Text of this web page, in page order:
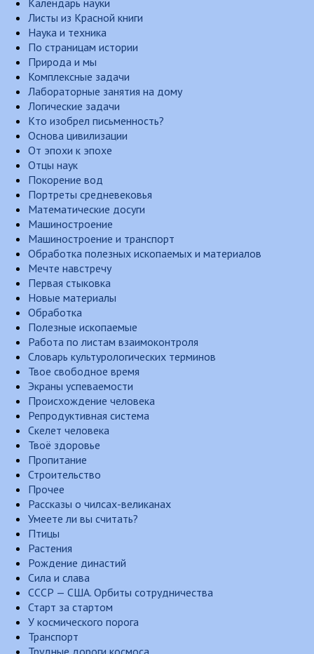
Календарь науки
Листы из Красной книги
Наука и техника
По страницам истории
Природа и мы
Комплексные задачи
Лабораторные занятия на дому
Логические задачи
Кто изобрел письменность?
Основа цивилизации
От эпохи к эпохе
Отцы наук
Покорение вод
Портреты средневековья
Математические досуги
Машиностроение
Машиностроение и транспорт
Обработка полезных ископаемых и материалов
Мечте навстречу
Первая стыковка
Новые материалы
Обработка
Полезные ископаемые
Работа по листам взаимоконтроля
Словарь культурологических терминов
Твое свободное время
Экраны успеваемости
Происхождение человека
Репродуктивная система
Скелет человека
Твоё здоровье
Пропитание
Строительство
Прочее
Рассказы о чилсах-великанах
Умеете ли вы считать?
Птицы
Растения
Рождение династий
Сила и слава
СССР — США. Орбиты сотрудничества
Старт за стартом
У космического порога
Транспорт
Трудные дороги космоса